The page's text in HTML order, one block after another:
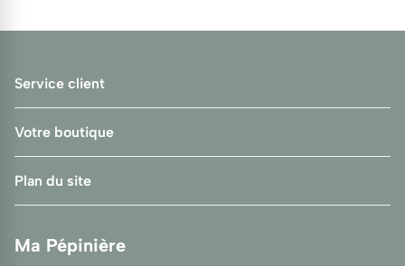
Service client
Votre boutique
Plan du site
Ma Pépinière